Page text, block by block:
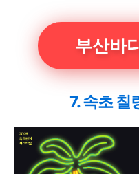
부산바
7. 속초 칠